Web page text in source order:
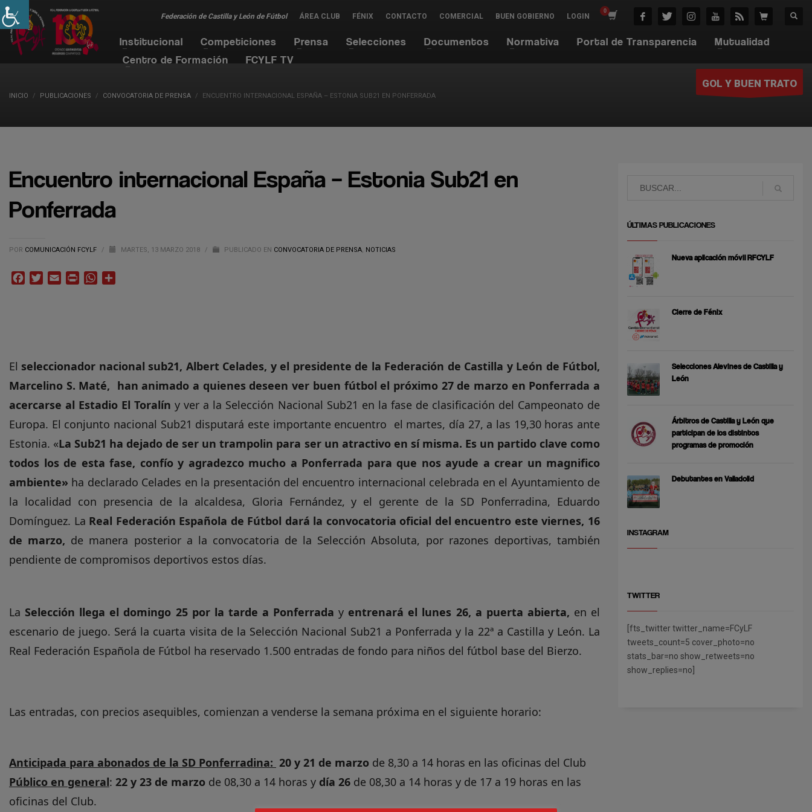
Federación de Castilla y León de Fútbol ÁREA CLUB FÉNIX CONTACTO COMERCIAL BUEN GOBIERNO LOGIN
Institucional Competiciones Prensa Selecciones Documentos Normativa Portal de Transparencia
Mutualidad
Centro de Formación
FCYLF TV
GOL Y BUEN TRATO
INICIO PUBLICACIONES CONVOCATORIA DE PRENSA ENCUENTRO INTERNACIONAL ESPAÑA – ESTONIA SUB21 EN PONFERRADA
Encuentro internacional España – Estonia Sub21 en
Ponferrada
POR COMUNICACIÓN FCYLF / MARTES, 13 MARZO 2018 / PUBLICADO EN CONVOCATORIA DE PRENSA, NOTICIAS
FacebookTwitterEmail Print WhatsApp
El seleccionador nacional sub21, Albert Celades, y el presidente de la Federación de Castilla y León de Fútbol,
Marcelino S. Maté, han animado a quienes deseen ver buen fútbol el próximo 27 de marzo en Ponferrada a
acercarse al Estadio El Toralín y ver a la Selección Nacional Sub21 en la fase de clasificación del Campeonato de
Europa. El conjunto nacional Sub21 disputará este importante encuentro el martes, día 27, a las 19,30 horas ante
Estonia. «La Sub21 ha dejado de ser un trampolin para ser un atractivo en sí misma. Es un partido clave como
todos los de esta fase, confío y agradezco mucho a Ponferrada para que nos ayude a crear un magnifico
ambiente» ha declarado Celades en la presentación del encuentro internacional celebrada en el Ayuntamiento de
la localidad con presencia de la alcaldesa, Gloria Fernández, y el gerente de la SD Ponferradina, Eduardo
Domínguez. La Real Federación Española de Fútbol dará la convocatoria oficial del encuentro este viernes, 16
de marzo, de manera posterior a la convocatoria de la Selección Absoluta, por razones deportivas, también
pendiente de compromisos deportivos estos días.
La Selección llega el domingo 25 por la tarde a Ponferrada y entrenará el lunes 26, a puerta abierta, en el
escenario de juego. Será la cuarta visita de la Selección Nacional Sub21 a Ponferrada y la 22ª a Castilla y León. La
Real Federación Española de Fútbol ha reservado 1.500 entradas de fondo para niños del fútbol base del Bierzo.
Las entradas, con precios asequibles, comienzan a venderse la semana próxima en el siguiente horario:
Anticipada para abonados de la SD Ponferradina: 20 y 21 de marzo de 8,30 a 14 horas en las oficinas del Club
Público en general: 22 y 23 de marzo de 08,30 a 14 horas y día 26 de 08,30 a 14 horas y de 17 a 19 horas en las
oficinas del Club.
ÚLTIMAS PUBLICACIONES
Nueva aplicación móvil RFCYLF
Cierre de Fénix
Selecciones Alevines de Castilla y
León
Árbitros de Castilla y León que
participan de los distintos
programas de promoción
Debutantes en Valladolid
INSTAGRAM
TWITTER
[fts_twitter twitter_name=FCyLF
tweets_count=5 cover_photo=no
stats_bar=no show_retweets=no
show_replies=no]